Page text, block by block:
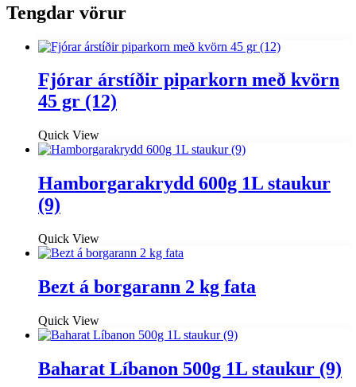
Tengdar vörur
Fjórar árstíðir piparkorn með kvörn
45 gr (12)
Quick View
Hamborgarakrydd 600g 1L staukur
(9)
Quick View
Bezt á borgarann 2 kg fata
Quick View
Baharat Líbanon 500g 1L staukur (9)